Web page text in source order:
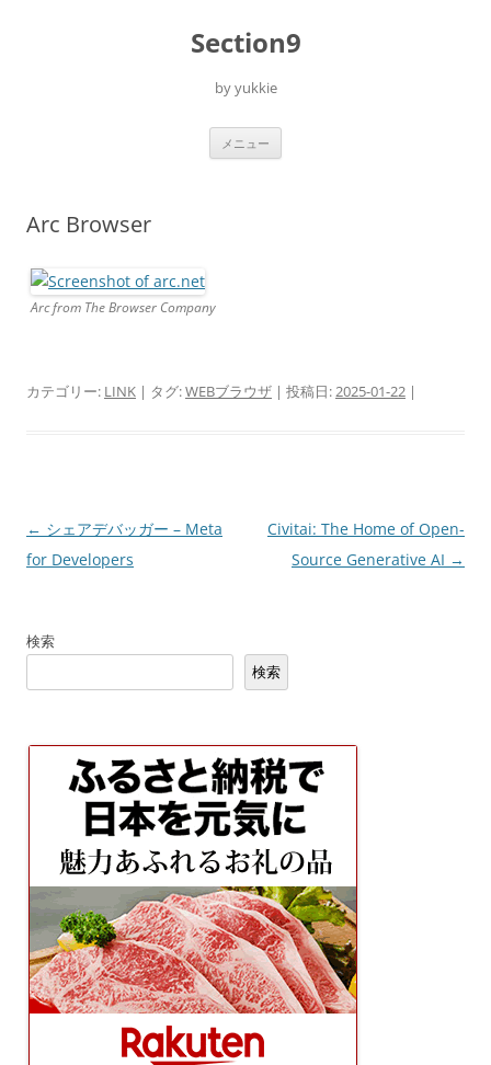
Section9
by yukkie
メニュー
Arc Browser
Arc from The Browser Company
カテゴリー: LINK | タグ:WEBブラウザ | 投稿日:2025-01-22 |
投
稿
ゲ
ョ
← シェアデバッガー – Meta
for Developers
Civitai: The Home of Open-
Source Generative AI →
検索
検索